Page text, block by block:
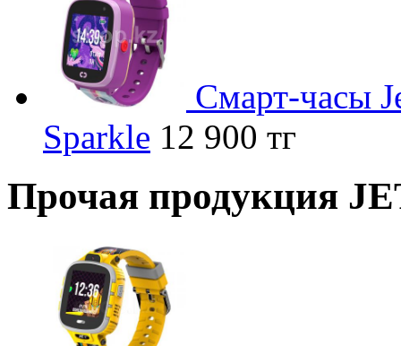
Смарт-часы
Sparkle 12 900 тг
Прочая продукция